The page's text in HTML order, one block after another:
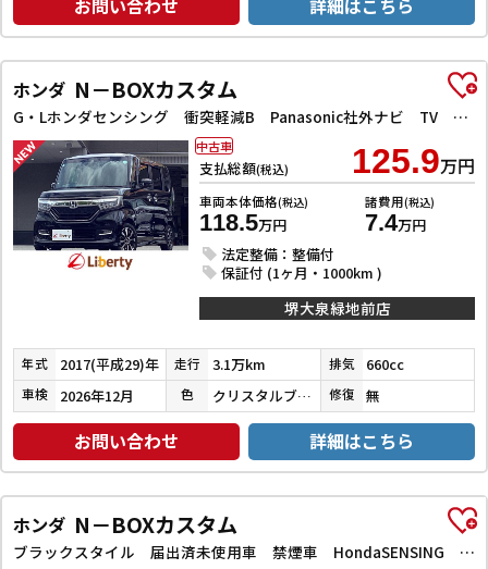
お問い合わせ 詳細はこちら
ホンダ N－BOXカスタム
G・Lホンダセンシング 衝突軽減B Panasonic社外ナビ TV Bカメラ ビルドインETC アダプティブクルーズコントロール 左パワースライドドア LEDヘッドライト フォグライト スマートキー プッシュスタート
支払総額(税込) 125.9万円
車両本体価格(税込)
118.5万円
諸費用(税込)
7.4万円
法定整備：整備付
保証付 (1ヶ月・1000km )
中古車
堺大泉緑地前店
年式 2017(平成29)年 走行 3.1万km 排気 660cc
車検 2026年12月 色 クリスタルブラックパール 修復 無
お問い合わせ 詳細はこちら
ホンダ N－BOXカスタム
ブラックスタイル 届出済未使用車 禁煙車 HondaSENSING 両側自動ドア アダプティブクルーズコントロール 電子パーキング 前席シートヒーター LEDヘッドライト スマートキー プッシュスタート 純正アルミ